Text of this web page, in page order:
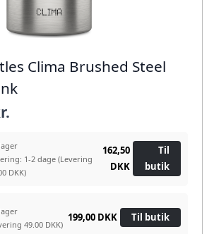
Clima Brushed Steel
1-2 dage(Levering
DKK)
162,50
DKK
Til
butik
49.00 DKK)
199,00 DKK Til butik